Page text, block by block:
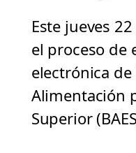
Este jueves
el proceso de
electrónica de
Alimentación
Superior